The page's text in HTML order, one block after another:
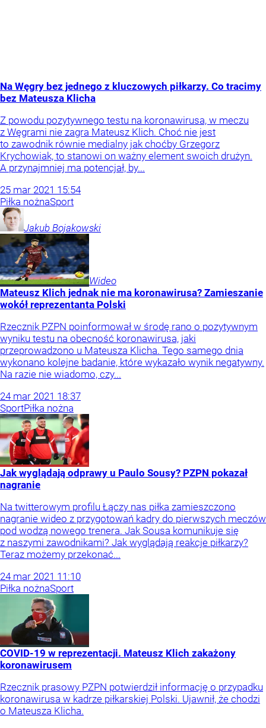
Na Węgry bez jednego z kluczowych piłkarzy. Co tracimy
bez Mateusza Klicha
Z powodu pozytywnego testu na koronawirusa, w meczu
z Węgrami nie zagra Mateusz Klich. Choć nie jest
to zawodnik równie medialny jak choćby Grzegorz
Krychowiak, to stanowi on ważny element swoich drużyn.
A przynajmniej ma potencjał, by...
25 mar 2021 15:54
Piłka nożnaSport
Jakub Bojakowski
Wideo
Mateusz Klich jednak nie ma koronawirusa? Zamieszanie
wokół reprezentanta Polski
Rzecznik PZPN poinformował w środę rano o pozytywnym
wyniku testu na obecność koronawirusa, jaki
przeprowadzono u Mateusza Klicha. Tego samego dnia
wykonano kolejne badanie, które wykazało wynik negatywny.
Na razie nie wiadomo, czy...
24 mar 2021 18:37
SportPiłka nożna
Jak wyglądają odprawy u Paulo Sousy? PZPN pokazał
nagranie
Na twitterowym profilu Łączy nas piłka zamieszczono
nagranie wideo z przygotowań kadry do pierwszych meczów
pod wodzą nowego trenera. Jak Sousa komunikuje się
z naszymi zawodnikami? Jak wyglądają reakcje piłkarzy?
Teraz możemy przekonać...
24 mar 2021 11:10
Piłka nożnaSport
COVID-19 w reprezentacji. Mateusz Klich zakażony
koronawirusem
Rzecznik prasowy PZPN potwierdził informację o przypadku
koronawirusa w kadrze piłkarskiej Polski. Ujawnił, że chodzi
o Mateusza Klicha.